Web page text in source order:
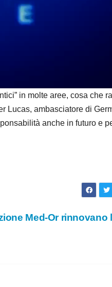
in molte aree, cosa che
Lucas, ambasciatore di
anche in futuro e
Med-Or rinnovano